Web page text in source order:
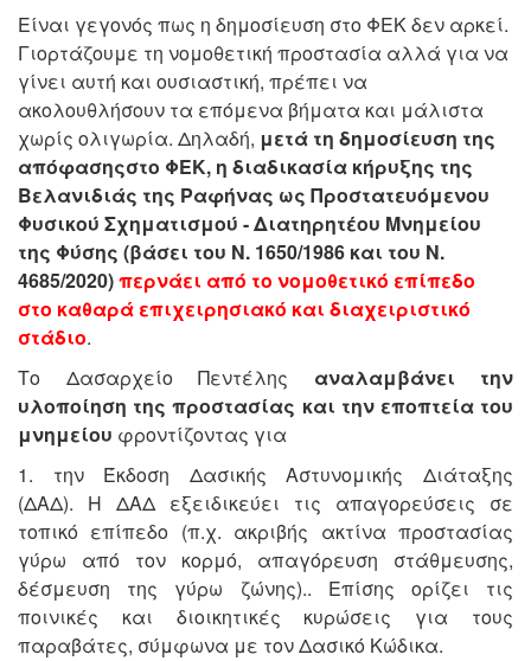
Είναι γεγονός πως η δημοσίευση στο ΦΕΚ δεν αρκεί.
Γιορτάζουμε τη νομοθετική προστασία αλλά για να
γίνει αυτή και ουσιαστική, πρέπει να
ακολουθλήσουν τα επόμενα βήματα και μάλιστα
χωρίς ολιγωρία. Δηλαδή, μετά τη δημοσίευση της
απόφασηςστο ΦΕΚ, η διαδικασία κήρυξης της
Βελανιδιάς της Ραφήνας ως Προστατευόμενου
Φυσικού Σχηματισμού - Διατηρητέου Μνημείου
της Φύσης (βάσει του Ν. 1650/1986 και του Ν.
4685/2020)περνάει από το νομοθετικό επίπεδο
στο καθαρά επιχειρησιακό και διαχειριστικό
στάδιο.
Το Δασαρχείο Πεντέλης αναλαμβάνει την
υλοποίηση της προστασίας και την εποπτεία του
μνημείου φροντίζοντας για
1. την Έκδοση Δασικής Αστυνομικής Διάταξης
(ΔΑΔ). Η ΔΑΔ εξειδικεύει τις απαγορεύσεις σε
τοπικό επίπεδο (π.χ. ακριβής ακτίνα προστασίας
γύρω από τον κορμό, απαγόρευση στάθμευσης,
δέσμευση της γύρω ζώνης).. Επίσης ορίζει τις
ποινικές και διοικητικές κυρώσεις για τους
παραβάτες, σύμφωνα με τον Δασικό Κώδικα.